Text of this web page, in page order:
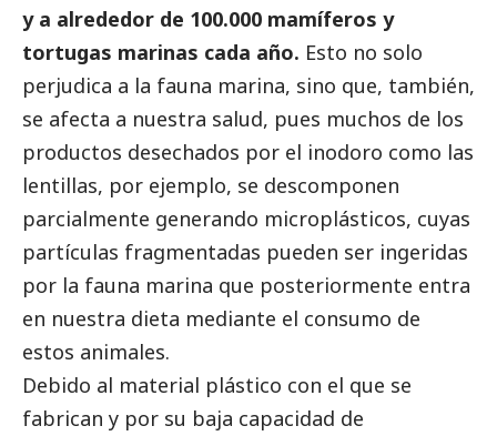
y a alrededor de 100.000 mamíferos y
tortugas marinas cada año. Esto no solo
perjudica a la fauna marina, sino que, también,
se afecta a nuestra salud, pues muchos de los
productos desechados por el inodoro como las
lentillas, por ejemplo, se descomponen
parcialmente generando microplásticos, cuyas
partículas fragmentadas pueden ser ingeridas
por la fauna marina que posteriormente entra
en nuestra dieta mediante el consumo de
estos animales.
Debido al material plástico con el que se
fabrican y por su baja capacidad de